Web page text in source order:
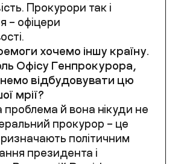
Прокурори так і
– офіцери
хочемо іншу країну.
Офісу Генпрокурора,
відбудовувати цю
мрії?
проблема й вона нікуди не
прокурор – це
політичним
президента і